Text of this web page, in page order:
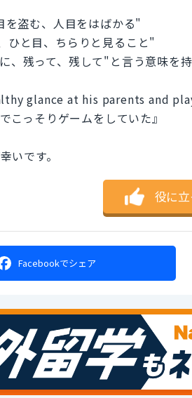
盗む、人目をはばかる"
ひと目、ちらりと見ること"
残って、残して"と言う意味を持
glance at his parents and
こっそりゲームをしていた』
いです。
役に
Facebookでシェア